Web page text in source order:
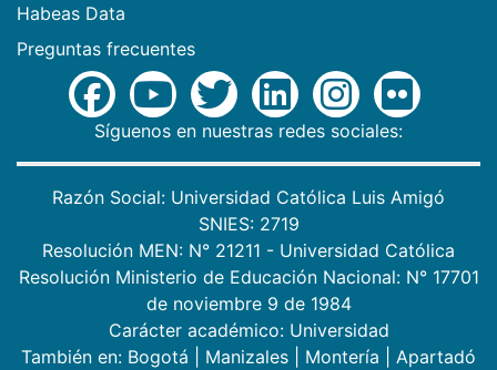
Habeas Data
Preguntas frecuentes
Síguenos en nuestras redes sociales:
Razón Social: Universidad Católica Luis Amigó
SNIES: 2719
Resolución MEN: N° 21211 - Universidad Católica
Resolución Ministerio de Educación Nacional: N° 17701
de noviembre 9 de 1984
Carácter académico: Universidad
También en: Bogotá Manizales Montería
Apartadó